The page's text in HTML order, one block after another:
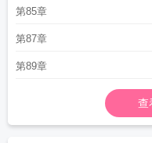
第85章
第87章
第89章
查